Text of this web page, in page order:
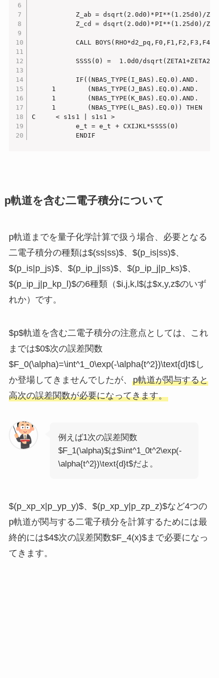
Z_ab = dsqrt(2.0d0)*PI**(1.25d0)/
Z_cd = dsqrt(2.0d0)*PI**(1.25d0)/
           CALL BOYS(RHO*d2_pq,F0,F1,F2,F3,F4)
SSSS(0) =  1.0d0/
           IF((NBAS_TYPE(I_BAS).EQ.0).AND.
     1        (NBAS_TYPE(J_BAS).EQ.0).AND.
     1        (NBAS_TYPE(K_BAS).EQ.0).AND.
     1        (NBAS_TYPE(L_BAS).EQ.0)) THEN
C     < s1s1 | s1s1 >
           e_t = e_t + CXIJKL*SSSS(0)
p軌道を含む二電子積分について
p軌道までを量子化学計算で扱う場合、必要となる
二電子積分の種類は$(ss|ss)$、$(p_is|ss)$、
$(p_is|p_js)$、$(p_ip_j|ss)$、$(p_ip_j|p_ks)$、
$(p_ip_j|p_kp_l)$の6種類（$i,j,k,l$は$x,y,z$のいず
れか）です。
$p$軌道を含む二電子積分の注意点としては、これ
までは$0$次の誤差関数
$F_0(\alpha)=\int^1_0\exp(-\alpha{t^2})\text{d}t$し
か登場してきませんでしたが、 p軌道が関与すると
高次の誤差関数が必要になってきます。
例えば1次の誤差関数
$F_1(\alpha)$は$\int^1_0t^2\exp(-
\alpha{t^2})\text{d}t$だよ。
$(p_xp_x|p_yp_y)$、$(p_xp_y|p_zp_z)$など4つの
p軌道が関与する二電子積分を計算するためには最
終的には$4$次の誤差関数$F_4(x)$まで必要になっ
てきます。